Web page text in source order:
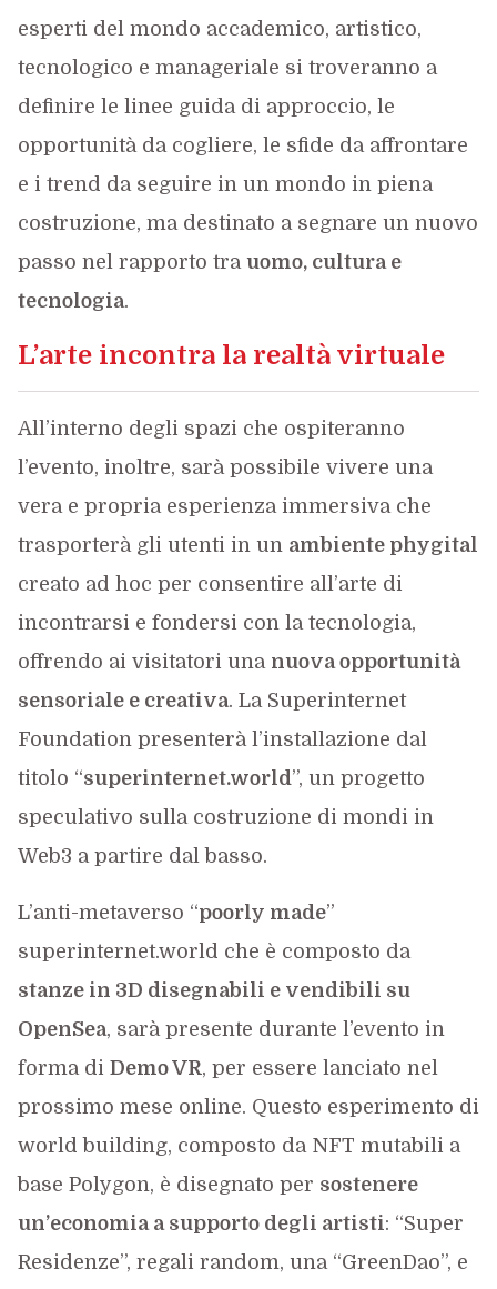
esperti del mondo accademico, artistico,
tecnologico e manageriale si troveranno a
definire le linee guida di approccio, le
opportunità da cogliere, le sfide da affrontare
e i trend da seguire in un mondo in piena
costruzione, ma destinato a segnare un nuovo
passo nel rapporto tra uomo, cultura e
tecnologia.
L’arte incontra la realtà virtuale
All’interno degli spazi che ospiteranno
l’evento, inoltre, sarà possibile vivere una
vera e propria esperienza immersiva che
trasporterà gli utenti in un ambiente phygital
creato ad hoc per consentire all’arte di
incontrarsi e fondersi con la tecnologia,
offrendo ai visitatori una nuova opportunità
sensoriale e creativa. La Superinternet
Foundation presenterà l’installazione dal
titolo “superinternet.world”, un progetto
speculativo sulla costruzione di mondi in
Web3 a partire dal basso.
L’anti-metaverso “poorly made”
superinternet.world che è composto da
stanze in 3D disegnabili e vendibili su
OpenSea, sarà presente durante l’evento in
forma di Demo VR, per essere lanciato nel
prossimo mese online. Questo esperimento di
world building, composto da NFT mutabili a
base Polygon, è disegnato per sostenere
un’economia a supporto degli artisti: “Super
Residenze”, regali random, una “GreenDao”, e